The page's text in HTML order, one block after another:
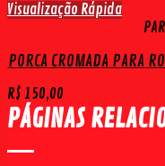
Visualização Rápida
PORCA CROMADA PARA
R$ 150,00
PÁGINAS